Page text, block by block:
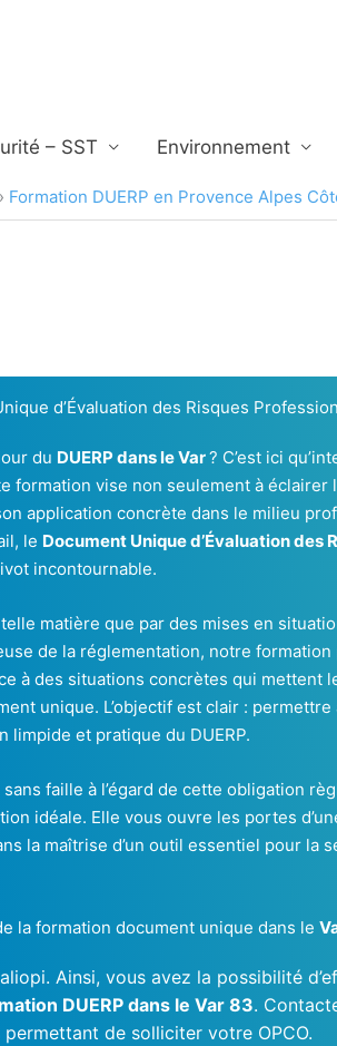
– SST Environnement
Formation DUERP en Provence Alpes
d’Évaluation des Risques
du DUERP dans le Var? C’est ici
formation vise non seulement à éclairer
application concrète dans le milieu
le Document Unique d’Évaluation des
incontournable.
matière que par des mises en
de la réglementation, notre formation
à des situations concrètes qui mettent
unique. L’objectif est clair : permettre
et pratique du DUERP.
faille à l’égard de cette obligation
idéale. Elle vous ouvre les portes
la maîtrise d’un outil essentiel pour la
la formation document unique dans le
Ainsi, vous avez la possibilité
DUERP dans le Var 83.
de solliciter votre OPCO.